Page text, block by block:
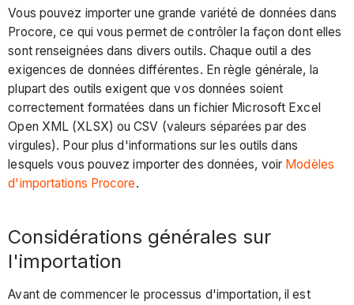
Vous pouvez importer une grande variété de données dans
Procore, ce qui vous permet de contrôler la façon dont elles
sont renseignées dans divers outils. Chaque outil a des
exigences de données différentes. En règle générale, la
plupart des outils exigent que vos données soient
correctement formatées dans un fichier Microsoft Excel
Open XML (XLSX) ou CSV (valeurs séparées par des
virgules). Pour plus d'informations sur les outils dans
lesquels vous pouvez importer des données, voir Modèles
d'importations Procore.
Considérations générales sur
l'importation
Avant de commencer le processus d'importation, il est